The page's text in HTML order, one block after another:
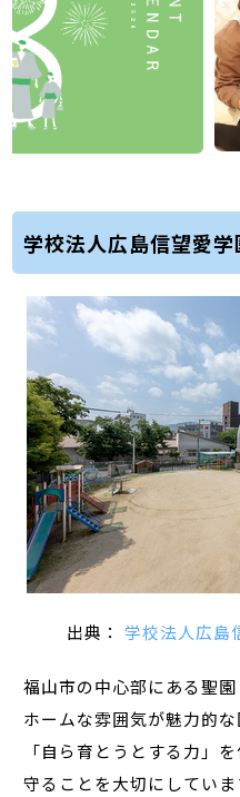
学校法人広島信望愛
出典： 学校法人広島
福山市の中心部にある聖
ホームな雰囲気が魅力的
「自ら育とうとする力」
守ることを大切にしていま